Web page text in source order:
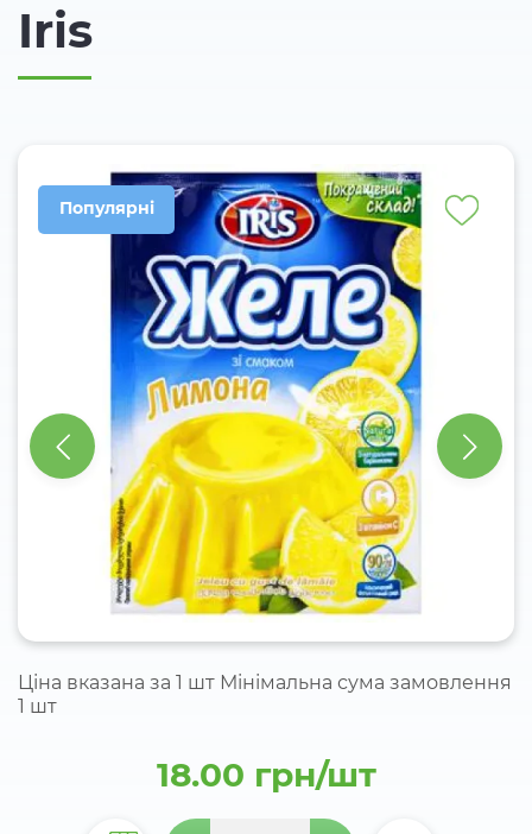
Iris
Популярні
Ціна вказана за 1 шт Мінімальна сума замовлення
1 шт
18.00 грн/шт